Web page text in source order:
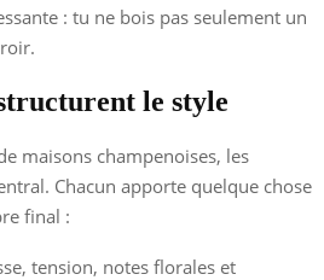
: tu ne bois pas seulement un
le style
maisons champenoises, les
Chacun apporte quelque chose
final :
tension, notes florales et